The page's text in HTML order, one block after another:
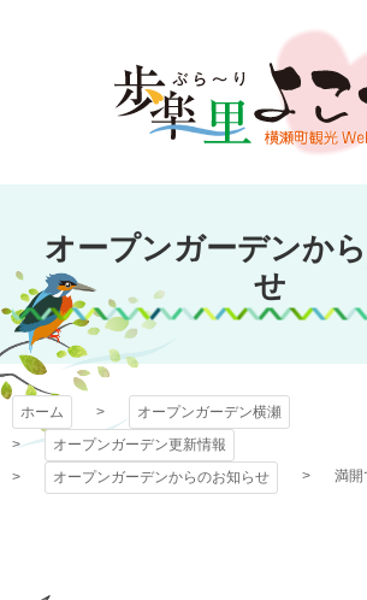
文
キ
プ
オープンガー
横瀬
オープンガーデンか
せ
ホーム
オープンガーデン横瀬
オープンガーデン更新情報
オープンガーデンからのお知らせ
満開